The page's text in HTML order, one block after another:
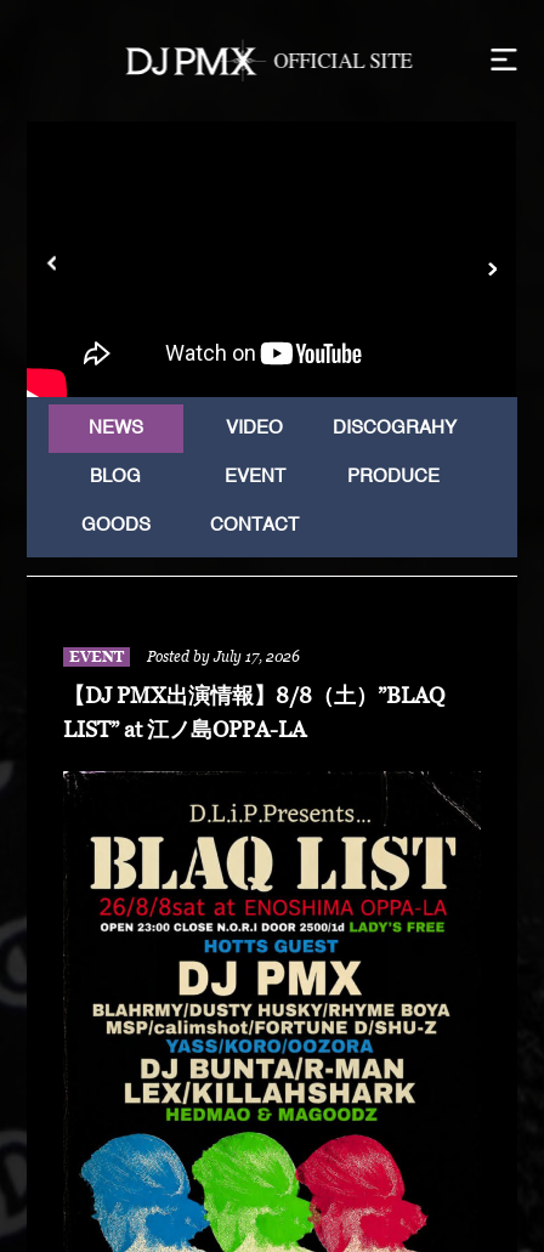
NEWS VIDEO DISCOGRAHY
BLOG EVENT PRODUCE
GOODS CONTACT
EVENT Posted by July 17, 2026
【DJ PMX出演情報】8/8（土）”BLAQ
LIST” at 江ノ島OPPA-LA